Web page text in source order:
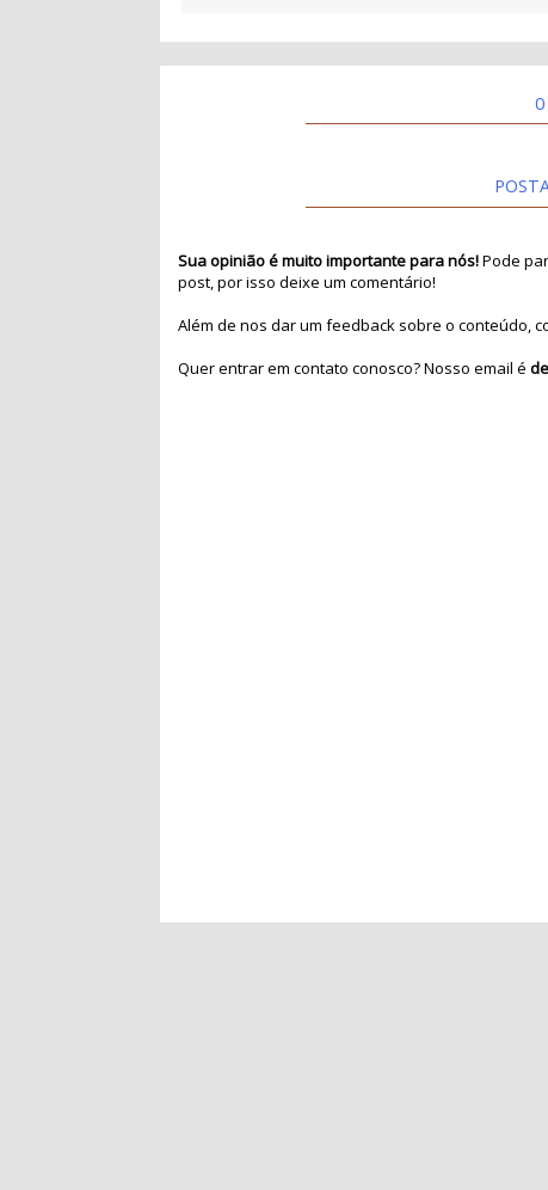
0
Sua opinião é muito importante para nós!Pode
post, por isso deixe um comentário!
Além de nos dar um feedback sobre o conteúdo,
Quer entrar em contato conosco? Nosso email é